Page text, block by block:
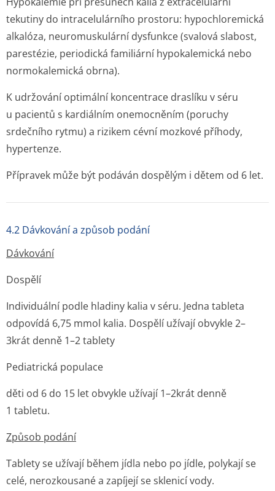
tekutiny do intracelulárního prostoru: hypochloremická
alkalóza, neuromuskulární dysfunkce (svalová slabost,
parestézie, periodická familiární hypokalemická nebo
normokalemická obrna).
K udržování optimální koncentrace draslíku v séru
u pacientů s kardiálním onemocněním (poruchy
srdečního rytmu) a rizikem cévní mozkové příhody,
hypertenze.
Přípravek může být podáván dospělým i dětem od 6 let.
4.2 Dávkování a způsob podání
Dávkování
Dospělí
Individuální podle hladiny kalia v séru. Jedna tableta
odpovídá 6,75 mmol kalia. Dospělí užívají obvykle 2–
3krát denně 1–2 tablety
Pediatrická populace
děti od 6 do 15 let obvykle užívají 1–2krát denně
1 tabletu.
Způsob podání
Tablety se užívají během jídla nebo po jídle, polykají se
celé, nerozkousané a zapíjejí se sklenicí vody.